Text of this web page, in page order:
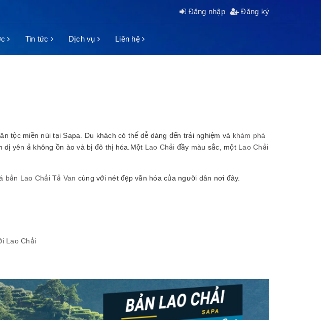
Đăng nhập Đăng ký
Tin tức Dịch vụ Liên hệ
tộc miền núi tại Sapa. Du khách có thể dễ dàng đến trải nghiệm và khám phá
dị yên ả không ồn ào và bị đô thị hóa.Một Lao Chải đầy màu sắc, một Lao Chải
bản Lao Chải Tả Van cùng với nét đẹp văn hóa của người dân nơi đây.
Lao Chải